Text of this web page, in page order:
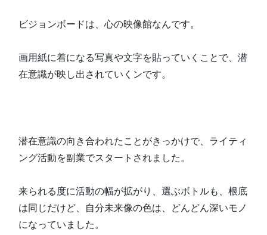
ビジョンボードは、心の映像館なんです。
画用紙に着になる写真や文字を貼っていくことで、潜
在意識が映し出されていくンです。
潜在意識の向き合われたことがきっかけで、ライティ
ング活動を副業でスタートされました。
来られる度に活動の幅が拡がり、選ぶボトルも、根底
は同じだけど、自分未来像の色は、どんどん深いモノ
になっていました。